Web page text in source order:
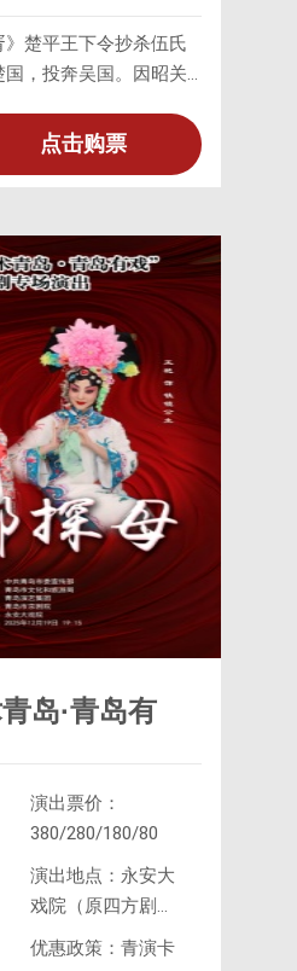
楚平王下令抄杀伍氏
，投奔吴国。因昭关
。东皋公好友皇甫讷
出关被擒，伍子胥乘
投江而死。子胥逃到吴
诸结拜。吹箫乞食，遇
胥将专诸荐于姬光。姬
姬
点击购票
岛·青岛有
出《四郎探
演出票价：
380/280/180/80
演出地点：永安大
戏院（原四方剧
院）
优惠政策：青演卡